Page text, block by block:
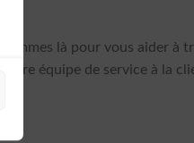
là pour vous aider à
équipe de service à la